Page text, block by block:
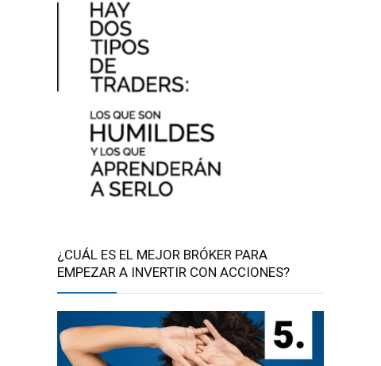
¿CUÁL ES EL MEJOR BRÓKER PARA
EMPEZAR A INVERTIR CON ACCIONES?